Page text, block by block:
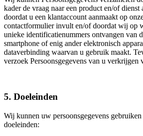
kader de vraag naar een product en/of dienst
doordat u een klantaccount aanmaakt op
contactformulier invult en/of doordat wij op
unieke identificatienummers ontvangen van
smartphone of enig ander elektronisch
dataverbinding waarvan u gebruik maakt.
verzoek Persoonsgegevens van u verkrijgen
5. Doeleinden
Wij kunnen uw persoonsgegevens
doeleinden: